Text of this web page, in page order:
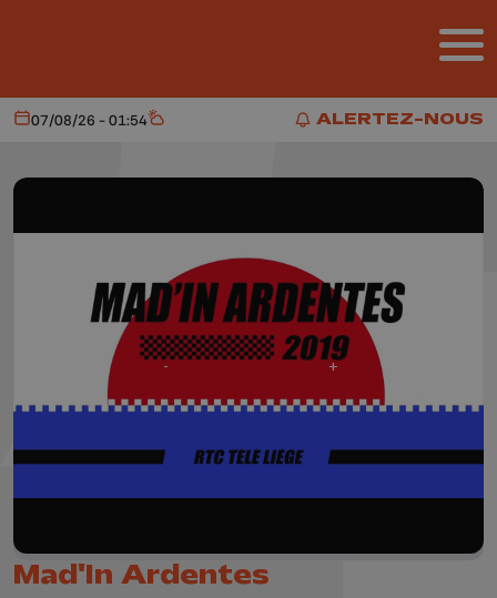
ALERTEZ-NOUS
ALERTEZ-NOUS
Aujourd'hui
07/08/26 - 01:54 Météo
Mad'In Ardentes